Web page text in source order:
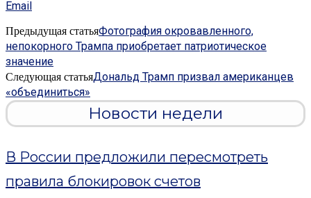
Email
Предыдущая статьяФотография окровавленного,
непокорного Трампа приобретает патриотическое
значение
Следующая статьяДональд Трамп призвал американцев
«объединиться»
Новости недели
В России предложили пересмотреть
правила блокировок счетов